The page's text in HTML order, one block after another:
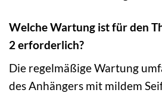
Welche Wartung ist für den
2 erforderlich?
Die regelmäßige Wartung
des Anhängers mit mildem